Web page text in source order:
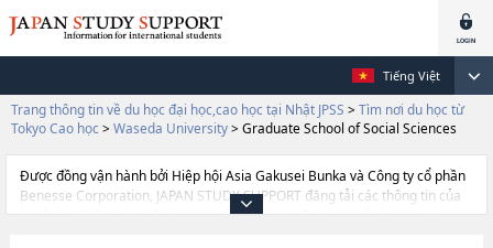
Tiếng Việt
Trang thông tin về du học đại học,cao học tại Nhật JPSS > Tìm nơi du học từ
Tokyo Cao học > Waseda University> Graduate School of Social Sciences
Được đồng vận hành bởi Hiệp hội Asia Gakusei Bunka và Công ty cổ phần
Benesse Corporation, JAPAN STUDY SUPPORT đăng tải các thông tin của
khoảng 1.300 trường đại học, cao học, trường đại học ngắn hạn, trường